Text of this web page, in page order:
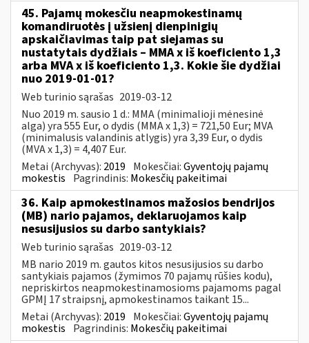
45. Pajamų mokesčiu neapmokestinamų
komandiruotės į užsienį dienpinigių
apskaičiavimas taip pat siejamas su
nustatytais dydžiais – MMA x iš koeficiento 1,3
arba MVA x iš koeficiento 1,3. Kokie šie dydžiai
nuo 2019-01-01?
Web turinio sąrašas 2019-03-12
Nuo 2019 m. sausio 1 d.: MMA (minimalioji mėnesinė
alga) yra 555 Eur, o dydis (MMA x 1,3) = 721,50 Eur; MVA
(minimalusis valandinis atlygis) yra 3,39 Eur, o dydis
(MVA x 1,3) = 4,407 Eur.
Metai (Archyvas): 2019 Mokesčiai:Gyventojų pajamų
mokestis Pagrindinis: Mokesčių pakeitimai
36. Kaip apmokestinamos mažosios bendrijos
(MB) nario pajamos, deklaruojamos kaip
nesusijusios su darbo santykiais?
Web turinio sąrašas 2019-03-12
MB nario 2019 m. gautos kitos nesusijusios su darbo
santykiais pajamos (žymimos 70 pajamų rūšies kodu),
nepriskirtos neapmokestinamosioms pajamoms pagal
GPMĮ 17 straipsnį, apmokestinamos taikant 15...
Metai (Archyvas): 2019 Mokesčiai:Gyventojų pajamų
mokestis Pagrindinis: Mokesčių pakeitimai